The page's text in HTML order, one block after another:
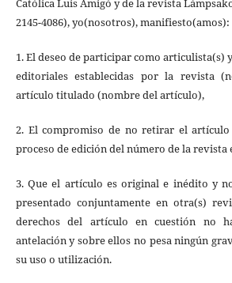
Católica Luis Amigó y de la revista
2145-4086), yo(nosotros), manifiesto(amos):
1. El deseo de participar como articulista(s)
editoriales establecidas por la revista
artículo titulado (nombre del artículo),
2. El compromiso de no retirar el
proceso de edición del número de la revista
3. Que el artículo es original e inédito y
presentado conjuntamente en otra(s)
derechos del artículo en cuestión no
antelación y sobre ellos no pesa ningún
su uso o utilización.